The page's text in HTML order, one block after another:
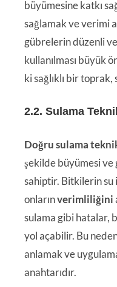
büyümesine katkı
sağlamak ve verimi
gübrelerin düzenli
kullanılması büyük
ki sağlıklı bir
2.2. Sulama
Doğru sulama
şekilde büyümesi
sahiptir. Bitkilerin su
onlarınverimliliğini
sulama gibi hatalar,
yol açabilir. Bu
anlamak ve
anahtarıdır.